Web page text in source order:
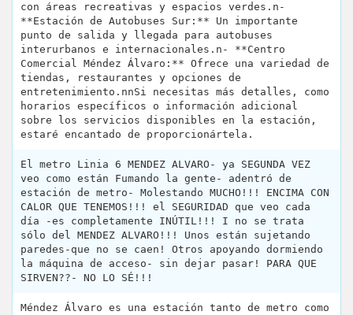
con áreas recreativas y espacios verdes.n-
**Estación de Autobuses Sur:** Un importante
punto de salida y llegada para autobuses
interurbanos e internacionales.n- **Centro
Comercial Méndez Álvaro:** Ofrece una variedad de
tiendas, restaurantes y opciones de
entretenimiento.nnSi necesitas más detalles, como
horarios específicos o información adicional
sobre los servicios disponibles en la estación,
estaré encantado de proporcionártela.
El metro Linia 6 MENDEZ ALVARO- ya SEGUNDA VEZ
veo como están Fumando la gente- adentró de
estación de metro- Molestando MUCHO!!! ENCIMA CON
CALOR QUE TENEMOS!!! el SEGURIDAD que veo cada
día -es completamente INÚTIL!!! I no se trata
sólo del MENDEZ ALVARO!!! Unos están sujetando
paredes-que no se caen! Otros apoyando dormiendo
la máquina de acceso- sin dejar pasar! PARA QUE
SIRVEN??- NO LO SÉ!!!
Méndez Álvaro es una estación tanto de metro como